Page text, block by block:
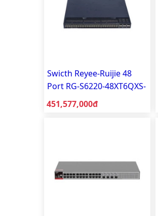
Swicth Reyee-Ruijie 48
Port RG-S6220-48XT6QXS-
H-AC
Giá bán:
451,577,000đ